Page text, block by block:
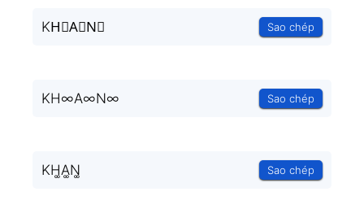
KH⃒A⃒N⃒ Sao chép
KH∞A∞N∞ Sao chép
KH͚A͚N͚ Sao chép